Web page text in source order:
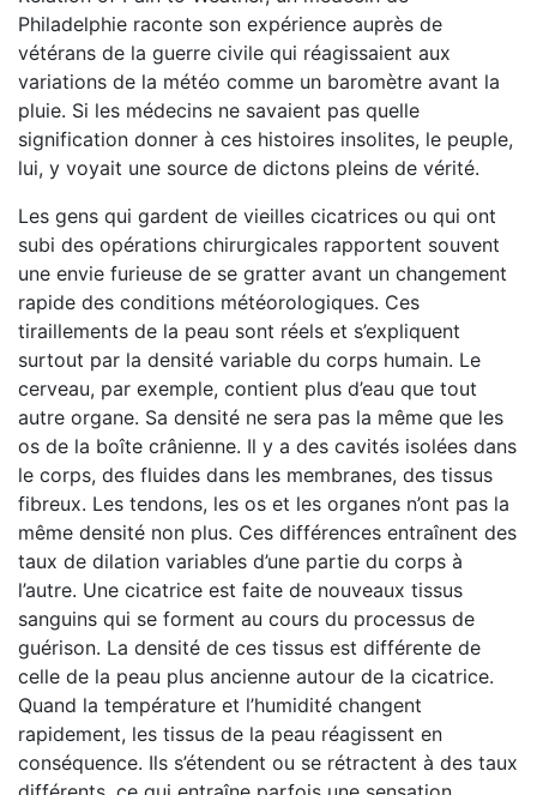
Philadelphie raconte son expérience auprès de
vétérans de la guerre civile qui réagissaient aux
variations de la météo comme un baromètre avant la
pluie. Si les médecins ne savaient pas quelle
signification donner à ces histoires insolites, le peuple,
lui, y voyait une source de dictons pleins de vérité.
Les gens qui gardent de vieilles cicatrices ou qui ont
subi des opérations chirurgicales rapportent souvent
une envie furieuse de se gratter avant un changement
rapide des conditions météorologiques. Ces
tiraillements de la peau sont réels et s’expliquent
surtout par la densité variable du corps humain. Le
cerveau, par exemple, contient plus d’eau que tout
autre organe. Sa densité ne sera pas la même que les
os de la boîte crânienne. Il y a des cavités isolées dans
le corps, des fluides dans les membranes, des tissus
fibreux. Les tendons, les os et les organes n’ont pas la
même densité non plus. Ces différences entraînent des
taux de dilation variables d’une partie du corps à
l’autre. Une cicatrice est faite de nouveaux tissus
sanguins qui se forment au cours du processus de
guérison. La densité de ces tissus est différente de
celle de la peau plus ancienne autour de la cicatrice.
Quand la température et l’humidité changent
rapidement, les tissus de la peau réagissent en
conséquence. Ils s’étendent ou se rétractent à des taux